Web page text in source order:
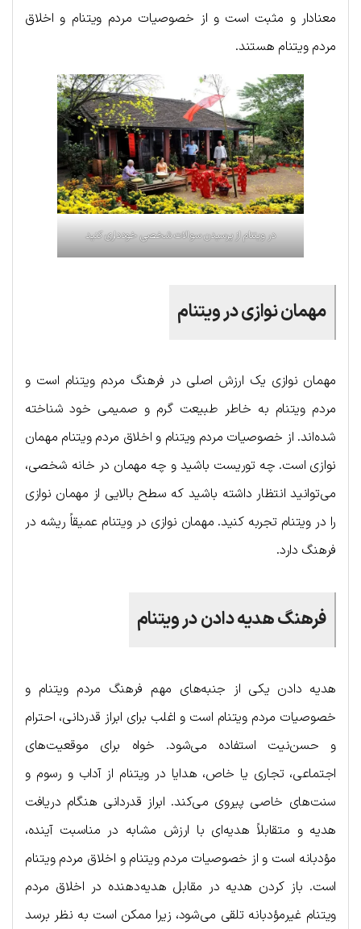
معنادار و مثبت است و از خصوصیات مردم ویتنام و اخلاق
مردم ویتنام هستند.
در ویتنام از پرسیدن سوالات شخصی خودداری کنید
مهمان نوازی در ویتنام
مهمان نوازی یک ارزش اصلی در فرهنگ مردم ویتنام است و
مردم ویتنام به خاطر طبیعت گرم و صمیمی خود شناخته
شده‌اند. از خصوصیات مردم ویتنام و اخلاق مردم ویتنام مهمان
نوازی است. چه توریست باشید و چه مهمان در خانه شخصی،
می‌توانید انتظار داشته باشید که سطح بالایی از مهمان نوازی
را در ویتنام تجربه کنید. مهمان نوازی در ویتنام عمیقاً ریشه در
فرهنگ دارد.
فرهنگ هدیه دادن در ویتنام
هدیه دادن یکی از جنبه‌های مهم فرهنگ مردم ویتنام و
خصوصیات مردم ویتنام است و اغلب برای ابراز قدردانی، احترام
و حسن‌نیت استفاده می‌شود. خواه برای موقعیت‌های
اجتماعی، تجاری یا خاص، هدایا در ویتنام از آداب و رسوم و
سنت‌های خاصی پیروی می‌کند. ابراز قدردانی هنگام دریافت
هدیه و متقابلاً هدیه‌ای با ارزش مشابه در مناسبت آینده،
مؤدبانه است و از خصوصیات مردم ویتنام و اخلاق مردم ویتنام
است. باز کردن هدیه در مقابل هدیه‌دهنده در اخلاق مردم
ویتنام غیرمؤدبانه تلقی می‌شود، زیرا ممکن است به نظر برسد